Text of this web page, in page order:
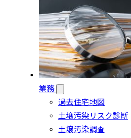
業務
過去住宅地図
土壌汚染リスク診断
土壌汚染調査